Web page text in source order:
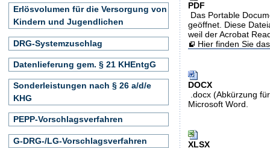
PDF
Das Portable
geöffnet. Diese
weil der Acrobat
Hier finden Sie
DOCX
.docx (Abkürzung
Microsoft Word.
XLSX
Erlösvolumen für die Versorgung von
Kindern und Jugendlichen
DRG-Systemzuschlag
Datenlieferung gem. § 21 KHEntgG
Sonderleistungen nach § 26 a/d/e
KHG
PEPP-Vorschlagsverfahren
G-DRG-/LG-Vorschlagsverfahren